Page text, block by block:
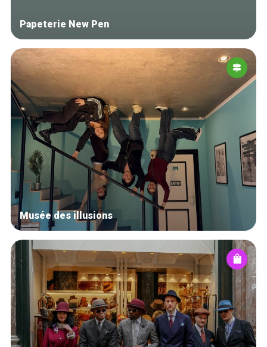
Papeterie New Pen
Musée des illusions